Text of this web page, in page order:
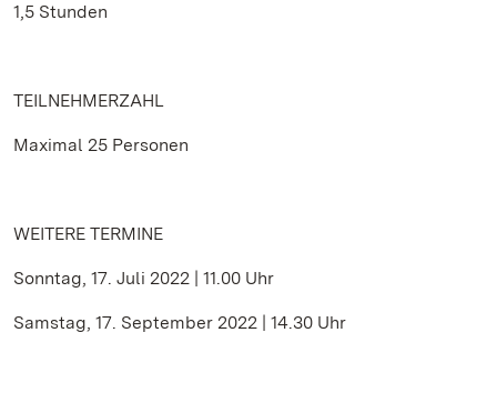
1,5 Stunden
TEILNEHMERZAHL
Maximal 25 Personen
WEITERE TERMINE
Sonntag, 17. Juli 2022 | 11.00 Uhr
Samstag, 17. September 2022 | 14.30 Uhr